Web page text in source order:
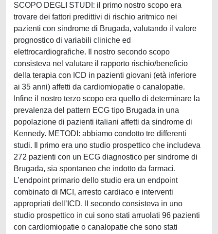
SCOPO DEGLI STUDI: il primo nostro scopo era
trovare dei fattori predittivi di rischio aritmico nei
pazienti con sindrome di Brugada, valutando il valore
prognostico di variabili cliniche ed
elettrocardiografiche. Il nostro secondo scopo
consisteva nel valutare il rapporto rischio/beneficio
della terapia con ICD in pazienti giovani (età inferiore
ai 35 anni) affetti da cardiomiopatie o canalopatie.
Infine il nostro terzo scopo era quello di determinare la
prevalenza del pattern ECG tipo Brugada in una
popolazione di pazienti italiani affetti da sindrome di
Kennedy. METODI: abbiamo condotto tre differenti
studi. Il primo era uno studio prospettico che includeva
272 pazienti con un ECG diagnostico per sindrome di
Brugada, sia spontaneo che indotto da farmaci.
L’endpoint primario dello studio era un endpoint
combinato di MCI, arresto cardiaco e interventi
appropriati dell’ICD. Il secondo consisteva in uno
studio prospettico in cui sono stati arruolati 96 pazienti
con cardiomiopatie o canalopatie che sono stati